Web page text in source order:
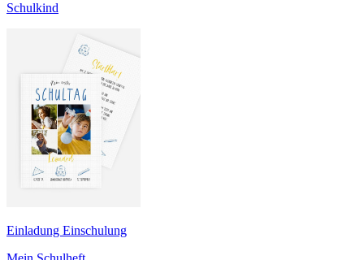
Schulkind
Einladung Einschulung